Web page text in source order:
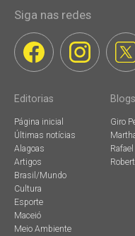
Siga nas redes
Editorias
Página inicial
Últimas notícias
Alagoas
Artigos
Brasil/Mundo
Cultura
Esporte
Maceió
Meio Ambiente
Blogs
Giro